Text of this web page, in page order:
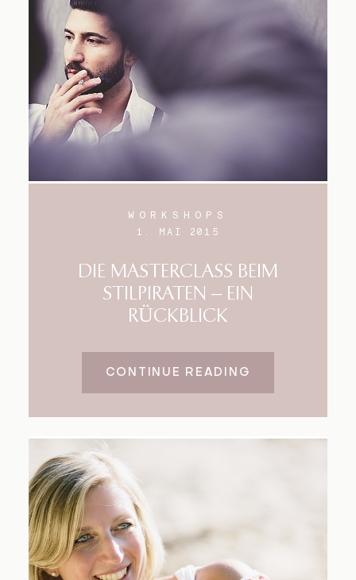
WORKSHOPS
1. MAI 2015
DIE MASTERCLASS BEIM
STILPIRATEN – EIN
RÜCKBLICK
CONTINUE READING
Impressum